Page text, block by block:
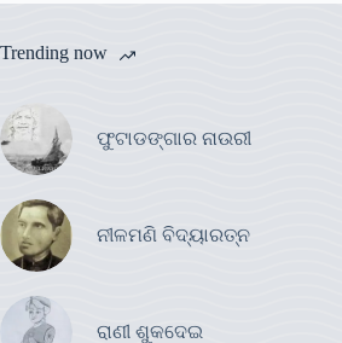
Trending now
ଫୁଟାଡଙ୍ଗାର ନାଉରୀ
ନୀଳମଣି ବିଦ୍ୟାରତ୍ନ
ରାଣୀ ଶୁକଦେଇ